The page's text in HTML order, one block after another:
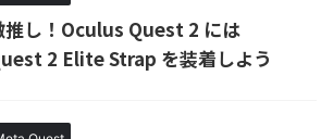
推し！Oculus Quest 2 には
2 Elite Strap を装着しよう